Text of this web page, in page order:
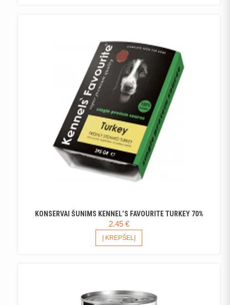
KONSERVAI ŠUNIMS KENNEL’S FAVOURITE TURKEY 70%
2.45 €
Į KREPŠELĮ